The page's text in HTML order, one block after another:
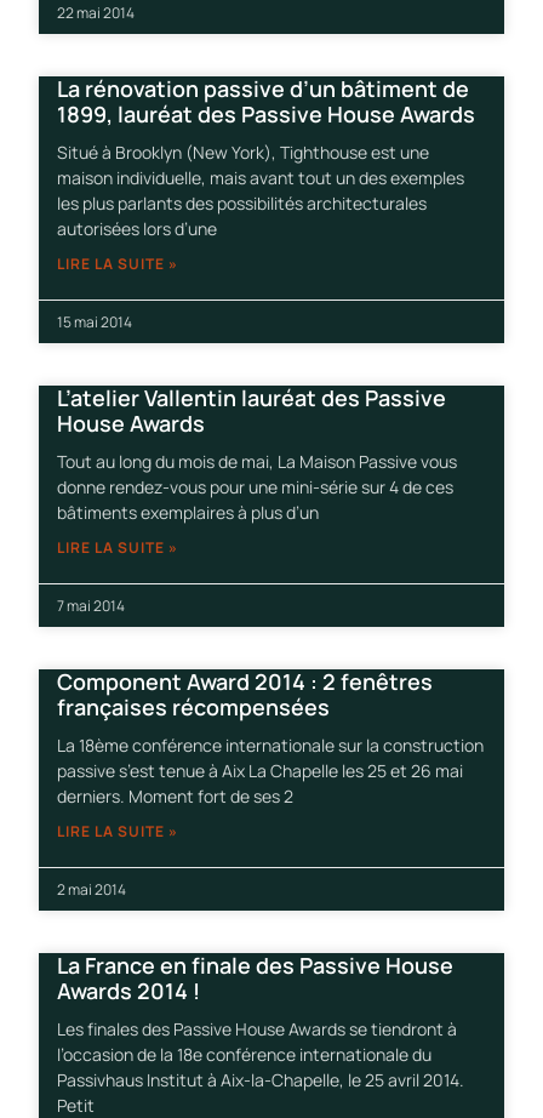
22 mai 2014
La rénovation passive d’un bâtiment de
1899, lauréat des Passive House Awards
Situé à Brooklyn (New York), Tighthouse est une
maison individuelle, mais avant tout un des exemples
les plus parlants des possibilités architecturales
autorisées lors d’une
LIRE LA SUITE »
15 mai 2014
L’atelier Vallentin lauréat des Passive
House Awards
Tout au long du mois de mai, La Maison Passive vous
donne rendez-vous pour une mini-série sur 4 de ces
bâtiments exemplaires à plus d’un
LIRE LA SUITE »
7 mai 2014
Component Award 2014 : 2 fenêtres
françaises récompensées
La 18ème conférence internationale sur la construction
passive s’est tenue à Aix La Chapelle les 25 et 26 mai
derniers. Moment fort de ses 2
LIRE LA SUITE »
2 mai 2014
La France en finale des Passive House
Awards 2014 !
Les finales des Passive House Awards se tiendront à
l’occasion de la 18e conférence internationale du
Passivhaus Institut à Aix-la-Chapelle, le 25 avril 2014.
Petit